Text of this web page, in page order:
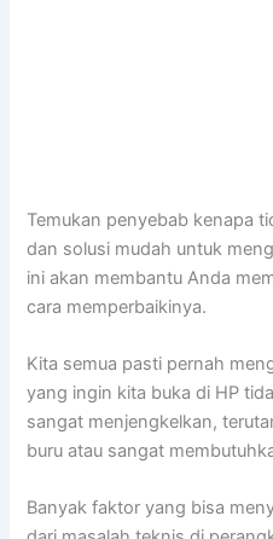
Temukan penyebab kenapa
dan solusi mudah untuk
ini akan membantu Anda
cara memperbaikinya.
Kita semua pasti pernah
yang ingin kita buka di HP
sangat menjengkelkan,
buru atau sangat
Banyak faktor yang bisa